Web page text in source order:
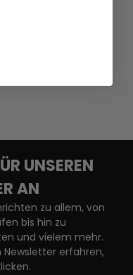
UNSEREN
AN
zu allem, von
bis hin zu
und vielem mehr.
Newsletter erfahren,